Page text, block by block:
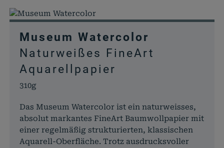
Museum Watercolor
Naturweißes FineArt
Aquarellpapier
310g
Das Museum Watercolor ist ein naturweisses,
absolut markantes FineArt Baumwollpapier mit
einer regelmäßig strukturierten, klassischen
Aquarell-Oberfläche. Trotz ausdrucksvoller